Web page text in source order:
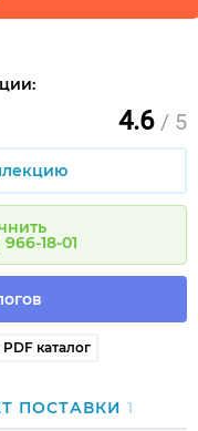
4.6 / 5
18-01
PDF каталог
ПОСТАВКИ 1